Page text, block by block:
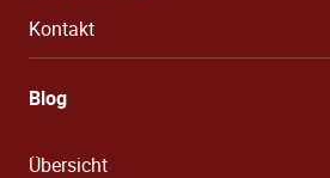
Kontakt
Blog
Übersicht